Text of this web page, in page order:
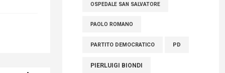
OSPEDALE SAN SALVATORE
PAOLO ROMANO
PARTITO DEMOCRATICO PD
PIERLUIGI BIONDI